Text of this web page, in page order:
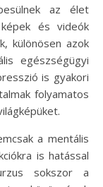
az élet
és videók
különösen azok
egészségügyi
is gyakori
folyamatos
a mentális
is hatással
sokszor a